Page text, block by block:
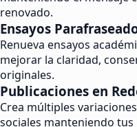
renovado.
Ensayos
Renueva ensayos
mejorar la claridad,
originales.
Publicaciones en
Crea múltiples
sociales manteniendo